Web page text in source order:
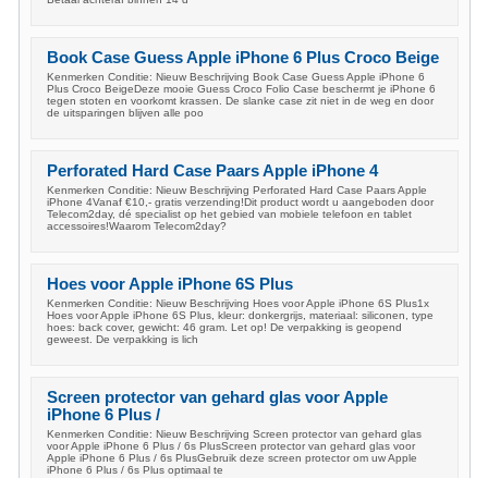
Book Case Guess Apple iPhone 6 Plus Croco Beige
Kenmerken Conditie: Nieuw Beschrijving Book Case Guess Apple iPhone 6
Plus Croco BeigeDeze mooie Guess Croco Folio Case beschermt je iPhone 6
tegen stoten en voorkomt krassen. De slanke case zit niet in de weg en door
de uitsparingen blijven alle poo
Perforated Hard Case Paars Apple iPhone 4
Kenmerken Conditie: Nieuw Beschrijving Perforated Hard Case Paars Apple
iPhone 4Vanaf €10,- gratis verzending!Dit product wordt u aangeboden door
Telecom2day, dé specialist op het gebied van mobiele telefoon en tablet
accessoires!Waarom Telecom2day?
Hoes voor Apple iPhone 6S Plus
Kenmerken Conditie: Nieuw Beschrijving Hoes voor Apple iPhone 6S Plus1x
Hoes voor Apple iPhone 6S Plus, kleur: donkergrijs, materiaal: siliconen, type
hoes: back cover, gewicht: 46 gram. Let op! De verpakking is geopend
geweest. De verpakking is lich
Screen protector van gehard glas voor Apple
iPhone 6 Plus /
Kenmerken Conditie: Nieuw Beschrijving Screen protector van gehard glas
voor Apple iPhone 6 Plus / 6s PlusScreen protector van gehard glas voor
Apple iPhone 6 Plus / 6s PlusGebruik deze screen protector om uw Apple
iPhone 6 Plus / 6s Plus optimaal te